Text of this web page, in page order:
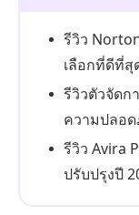
รีวิว
เลือกที่ดีที่สุ
รีวิวตัวจัดก
ความปลอ
รีวิว Avira
ปรับปรุงปี